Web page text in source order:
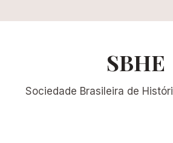
SBHE
Sociedade Brasileira de